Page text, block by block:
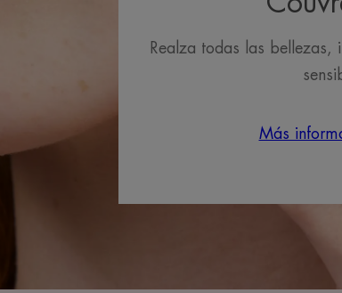
Realza todas las bellezas,
Más